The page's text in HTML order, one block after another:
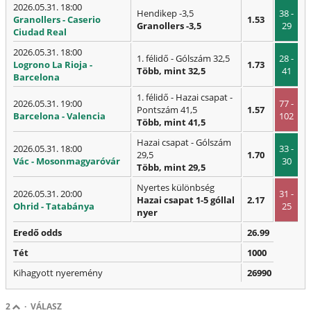
2026.05.31. 18:00
Granollers - Caserio
Ciudad Real
Hendikep -3,5
Granollers -3,5
1.53
38 -
29
2026.05.31. 18:00
Logrono La Rioja -
Barcelona
1. félidő - Gólszám 32,5
Több, mint 32,5
1.73
28 -
41
2026.05.31. 19:00
Barcelona - Valencia
1. félidő - Hazai csapat -
Pontszám 41,5
Több, mint 41,5
1.57
77 -
102
2026.05.31. 18:00
Vác - Mosonmagyaróvár
Hazai csapat - Gólszám
29,5
Több, mint 29,5
1.70
33 -
30
2026.05.31. 20:00
Ohrid - Tatabánya
Nyertes különbség
Hazai csapat 1-5 góllal
nyer
2.17
31 -
25
Eredő odds
26.99
Tét
1000
Kihagyott nyeremény
26990
2 · VÁLASZ